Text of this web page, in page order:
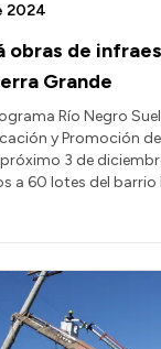
obras de
Grande
2024
Río Negro
y Promoción de
3 de
a 60 lotes del barrio